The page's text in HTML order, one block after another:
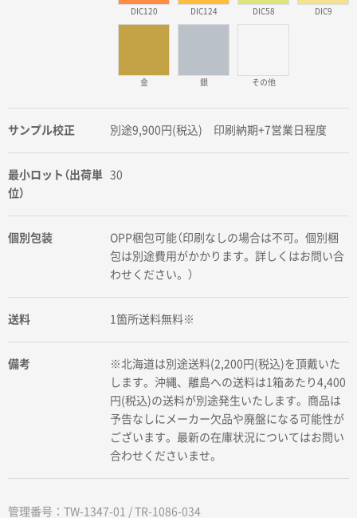
DIC120 DIC124 DIC58 DIC9
金 銀 その他
サンプル校正 別途9,900円(税込) 印刷納期+7営業日程度
最小ロット（出荷単
位）
30
個別包装
OPP梱包可能（印刷なしの場合は不可。個別梱
包は別途費用がかかります。詳しくはお問い合
わせください。）
送料 1箇所送料無料※
備考
※北海道は別途送料(2,200円(税込)を頂戴いた
します。沖縄、離島への送料は1箱あたり4,400
円(税込)の送料が別途発生いたします。商品は
予告なしにメーカー欠品や廃盤になる可能性が
ございます。最新の在庫状況についてはお問い
合わせくださいませ。
管理番号：TW-1347-01 / TR-1086-034